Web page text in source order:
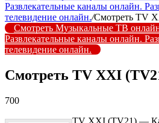
Развлекательные каналы онлайн.
телевидение онлайн./Смотреть TV
Смотреть Музыкальные ТВ
Развлекательные каналы онлайн.
телевидение онлайн.
Смотреть TV XXI
700
TV XXI (TV21) —